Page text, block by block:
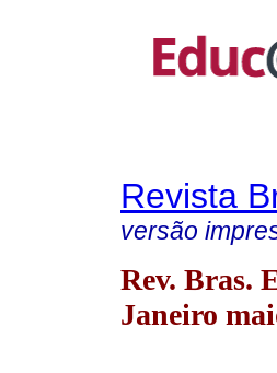
Revista
versão
Rev. Bras.
Janeiro